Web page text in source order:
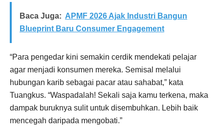
Baca Juga: APMF 2026 Ajak Industri Bangun
Blueprint Baru Consumer Engagement
“Para pengedar kini semakin cerdik mendekati pelajar
agar menjadi konsumen mereka. Semisal melalui
hubungan karib sebagai pacar atau sahabat,” kata
Tuangkus. “Waspadalah! Sekali saja kamu terkena, maka
dampak buruknya sulit untuk disembuhkan. Lebih baik
mencegah daripada mengobati.”